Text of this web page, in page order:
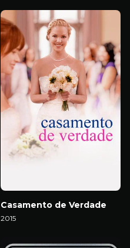
Casamento de Verdade
2015